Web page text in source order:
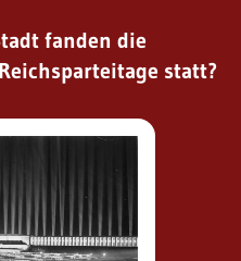
fanden die
statt?